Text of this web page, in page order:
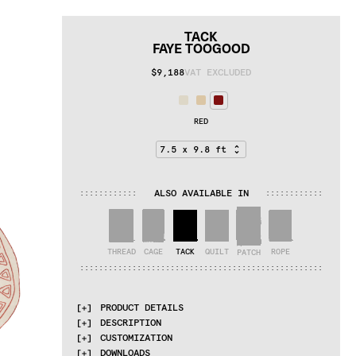
TACK
FAYE TOOGOOD
$9,188VAT EXCLUDED
RED
: : : : : : : : : : : : ALSO AVAILABLE IN : : : : : : : : : : : :
THREAD CAGE TACK QUILT PATCH
ROPE
: : : : : : : : : : : : : : : : : : : : : : : : : : : : : : : : : : : : : : : : : : : : : : : : : : :
PRODUCT DETAILS
MATERIALS
Linen
DESCRIPTION
British designer
CUSTOMIZATION
DOWNLOADS